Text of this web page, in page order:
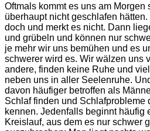
Oftmals kommt es uns am Morgen
überhaupt nicht geschlafen
doch und merkt es nicht. Dann
und grübeln und können nur
je mehr wir uns bemühen und es
schwerer wird es. Wir wälzen uns
andere, finden keine Ruhe und
neben uns in aller Seelenruhe.
davon häufiger betroffen als
Schlaf finden und Schlafprobleme
kennen. Jedenfalls beginnt häufig
Kreislauf, aus dem es nur schwer